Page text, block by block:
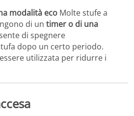
modalità eco Molte stufe a
di un timer o di una
di spegnere
dopo un certo periodo.
utilizzata per ridurre i